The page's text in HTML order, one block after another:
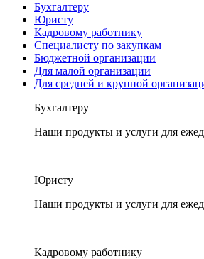
Бухгалтеру
Юристу
Кадровому работнику
Специалисту по закупкам
Бюджетной организации
Для малой организации
Для средней и крупной
Бухгалтеру
Наши продукты и услуги для
Юристу
Наши продукты и услуги для
Кадровому работнику